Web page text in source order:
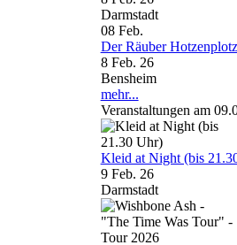
Darmstadt
08 Feb.
Der Räuber Hotzenplotz
8 Feb. 26
Bensheim
mehr...
Veranstaltungen am
Kleid at Night (bis
9 Feb. 26
Darmstadt